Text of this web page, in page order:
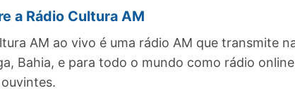
a Rádio Cultura AM
AM ao vivo é uma rádio AM que transmite
Bahia, e para todo o mundo como rádio